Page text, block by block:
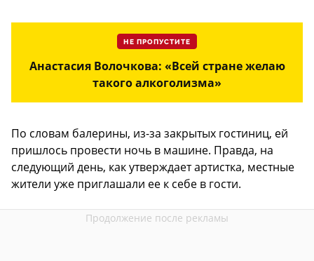
НЕ ПРОПУСТИТЕ
Анастасия Волочкова: «Всей стране желаю
такого алкоголизма»
По словам балерины, из-за закрытых гостиниц, ей
пришлось провести ночь в машине. Правда, на
следующий день, как утверждает артистка, местные
жители уже приглашали ее к себе в гости.